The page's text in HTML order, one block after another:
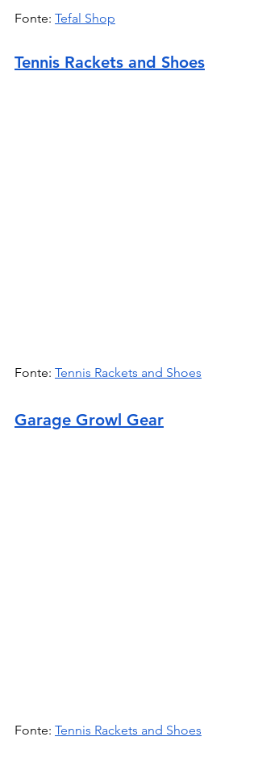
Fonte: Tefal Shop
Tennis Rackets and Shoes
Fonte: Tennis Rackets and Shoes
Garage Growl Gear
Fonte: Tennis Rackets and Shoes